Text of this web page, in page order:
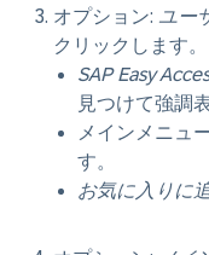
オプション: ユー
クリックします。
SAP Easy
見つけて強調
メインメニュ
す。
お気に入りに